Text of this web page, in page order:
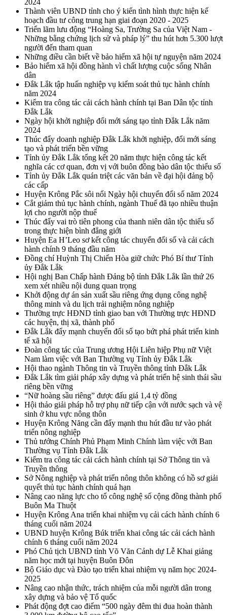
2024
Thành viên UBND tỉnh cho ý kiến tình hình thực hiện kế
hoạch đầu tư công trung hạn giai đoạn 2020 - 2025
Triển lãm lưu động “Hoàng Sa, Trường Sa của Việt Nam -
Những bằng chứng lịch sử và pháp lý” thu hút hơn 5.300 lượt
người đến tham quan
Những điều cần biết về bảo hiểm xã hội tự nguyện năm 2024
Bảo hiểm xã hội đồng hành vì chất lượng cuộc sống Nhân
dân
Đắk Lắk tập huấn nghiệp vụ kiểm soát thủ tục hành chính
năm 2024
Kiểm tra công tác cải cách hành chính tại Ban Dân tộc tỉnh
Đắk Lắk
Ngày hội khởi nghiệp đổi mới sáng tạo tỉnh Đắk Lắk năm
2024
Thúc đẩy doanh nghiệp Đắk Lắk khởi nghiệp, đổi mới sáng
tạo và phát triển bền vững
Tỉnh ủy Đắk Lắk tổng kết 20 năm thực hiện công tác kết
nghĩa các cơ quan, đơn vị với buôn đồng bào dân tộc thiểu số
Tỉnh ủy Đắk Lắk quán triệt các văn bản về đại hội đảng bộ
các cấp
Huyện Krông Pắc sôi nổi Ngày hội chuyển đổi số năm 2024
Cắt giảm thủ tục hành chính, ngành Thuế đã tạo nhiều thuận
lợi cho người nộp thuế
Thúc đẩy vai trò tiên phong của thanh niên dân tộc thiểu số
trong thực hiện bình đẳng giới
Huyện Ea H’Leo sơ kết công tác chuyển đổi số và cải cách
hành chính 9 tháng đầu năm
Đồng chí Huỳnh Thị Chiến Hòa giữ chức Phó Bí thư Tỉnh
ủy Đắk Lắk
Hội nghị Ban Chấp hành Đảng bộ tỉnh Đắk Lắk lần thứ 26
xem xét nhiều nội dung quan trọng
Khởi động dự án sản xuất sầu riêng ứng dụng công nghệ
thông minh và du lịch trải nghiệm nông nghiệp
Thường trực HĐND tỉnh giao ban với Thường trực HĐND
các huyện, thị xã, thành phố
Đắk Lắk đẩy mạnh chuyển đổi số tạo bứt phá phát triển kinh
tế xã hội
Đoàn công tác của Trung ương Hội Liên hiệp Phụ nữ Việt
Nam làm việc với Ban Thường vụ Tỉnh ủy Đắk Lắk
Hội thao ngành Thông tin và Truyền thông tỉnh Đắk Lắk
Đắk Lắk tìm giải pháp xây dựng và phát triển hệ sinh thái sầu
riêng bền vững
“Nữ hoàng sầu riêng” được đấu giá 1,4 tỷ đồng
Hội thảo giải pháp hỗ trợ phụ nữ tiếp cận với nước sạch và vệ
sinh ở khu vực nông thôn
Huyện Krông Năng cần đẩy mạnh thu hút đầu tư vào phát
triển nông nghiệp
Thủ tướng Chính Phủ Phạm Minh Chính làm việc với Ban
Thường vụ Tỉnh Đắk Lắk
Kiểm tra công tác cải cách hành chính tại Sở Thông tin và
Truyền thông
Sở Nông nghiệp và phát triển nông thôn không có hồ sơ giải
quyết thủ tục hành chính quá hạn
Nâng cao năng lực cho tổ công nghệ số cộng đồng thành phố
Buôn Ma Thuột
Huyện Krông Ana triển khai nhiệm vụ cải cách hành chính 6
tháng cuối năm 2024
UBND huyện Krông Búk triển khai công tác cải cách hành
chính 6 tháng cuối năm 2024
Phó Chủ tịch UBND tỉnh Võ Văn Cảnh dự Lễ Khai giảng
năm học mới tại huyện Buôn Đôn
Bộ Giáo dục và Đào tạo triển khai nhiệm vụ năm học 2024-
2025
Nâng cao nhận thức, trách nhiệm của mỗi người dân trong
xây dựng và bảo vệ Tổ quốc
Phát động đợt cao điểm “500 ngày đêm thi đua hoàn thành